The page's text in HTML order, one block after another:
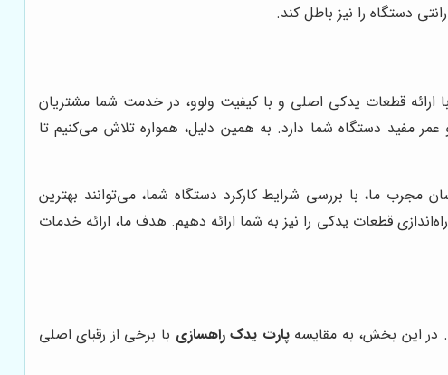
دستگاه را نیز باطل کند.
ارائه قطعات یدکی اصلی و با کیفیت ولوو، در خدمت شما مشتریان
مفید دستگاه شما دارد. به همین دلیل، همواره تلاش می‌کنیم تا
مجرب ما، با بررسی شرایط کارکرد دستگاه شما، می‌توانند بهترین
قطعات یدکی را نیز به شما ارائه دهیم. هدف ما، ارائه خدمات
در این بخش، به مقایسهپارت یدک راهسازی با برخی از رقبای اصلی